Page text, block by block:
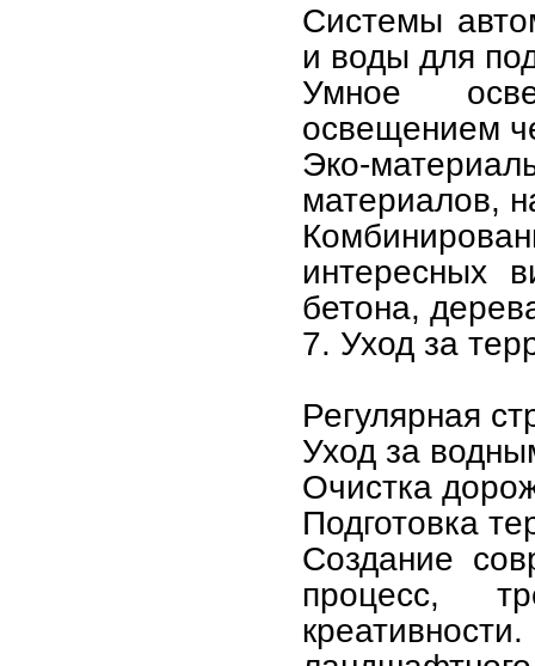
Системы
и воды для
Умное
освещением
Эко-
материалов,
интересных
бетона,
7. Уход за
Регулярная
Уход за
Очистка
Подготовка
Создание
процесс,